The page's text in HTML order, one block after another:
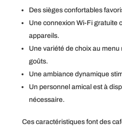
Des sièges confortables
Une connexion Wi-Fi gratuite
appareils.
Une variété de choix au
goûts.
Une ambiance dynamique
Un personnel amical est à
nécessaire.
Ces caractéristiques font des